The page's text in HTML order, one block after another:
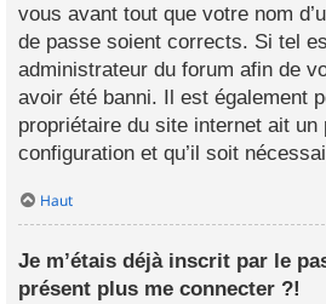
vous avant tout que votre nom
de passe soient corrects. Si tel
administrateur du forum afin de
avoir été banni. Il est également
propriétaire du site internet ait un
configuration et qu’il soit
Haut
Je m’étais déjà inscrit par le
présent plus me connecter ?!